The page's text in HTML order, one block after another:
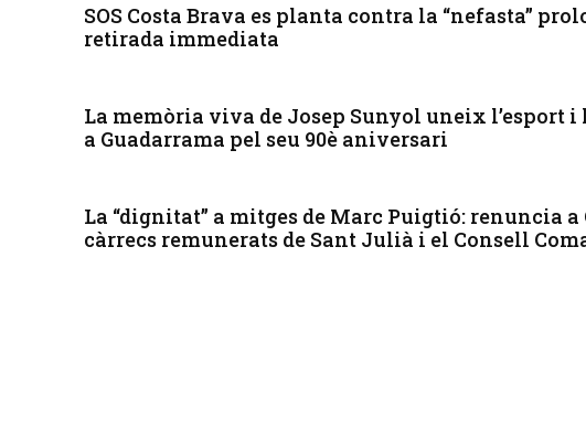
SOS Costa Brava es planta contra la “nefasta”
retirada immediata
La memòria viva de Josep Sunyol uneix l’esport
a Guadarrama pel seu 90è aniversari
La “dignitat” a mitges de Marc Puigtió: renuncia
càrrecs remunerats de Sant Julià i el Consell